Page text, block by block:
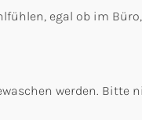
egal ob im
werden.